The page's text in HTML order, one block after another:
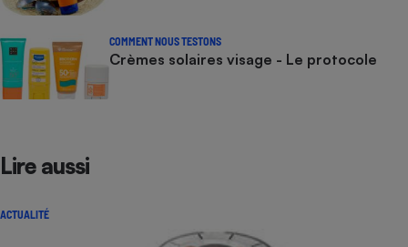
COMMENT NOUS TESTONS
Crèmes solaires visage - Le protocole
Lire aussi
ACTUALITÉ